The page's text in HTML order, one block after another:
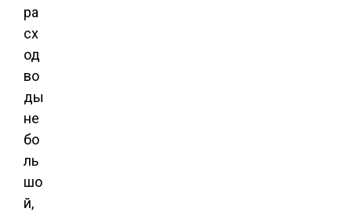
ра
сх
од
во
ды
не
бо
ль
шо
й,